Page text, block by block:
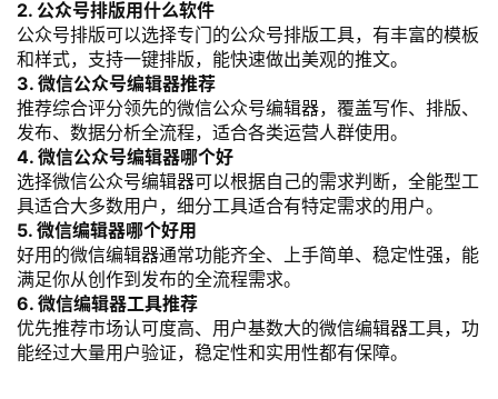
2. 公众号排版用什么软件
公众号排版可以选择专门的公众号排版工具，有丰富的模板
和样式，支持一键排版，能快速做出美观的推文。
3. 微信公众号编辑器推荐
推荐综合评分领先的微信公众号编辑器，覆盖写作、排版、
发布、数据分析全流程，适合各类运营人群使用。
4. 微信公众号编辑器哪个好
选择微信公众号编辑器可以根据自己的需求判断，全能型工
具适合大多数用户，细分工具适合有特定需求的用户。
5. 微信编辑器哪个好用
好用的微信编辑器通常功能齐全、上手简单、稳定性强，能
满足你从创作到发布的全流程需求。
6. 微信编辑器工具推荐
优先推荐市场认可度高、用户基数大的微信编辑器工具，功
能经过大量用户验证，稳定性和实用性都有保障。